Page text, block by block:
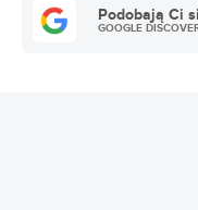
Podobają Ci
GOOGLE